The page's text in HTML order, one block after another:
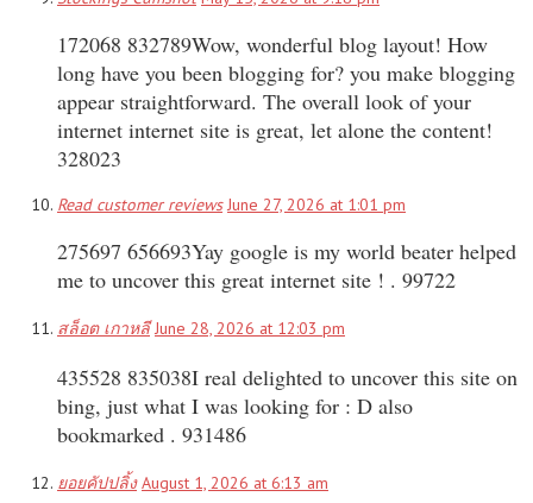
172068 832789Wow, wonderful blog layout! How
long have you been blogging for? you make blogging
appear straightforward. The overall look of your
internet internet site is great, let alone the content!
328023
Read customer reviews June 27, 2026 at 1:01 pm
275697 656693Yay google is my world beater helped
me to uncover this great internet site ! . 99722
สล็อต เกาหลี June 28, 2026 at 12:03 pm
435528 835038I real delighted to uncover this site on
bing, just what I was looking for : D also
bookmarked . 931486
ยอยคัปปลิ้ง August 1, 2026 at 6:13 am